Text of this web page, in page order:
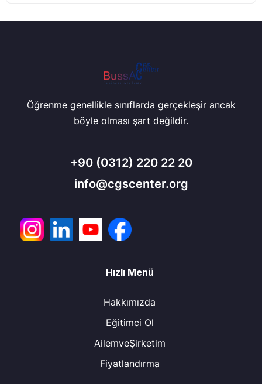
Öğrenme genellikle sınıflarda gerçekleşir ancak
böyle olması şart değildir.
+90 (0312) 220 22 20
info@cgscenter.org
Hızlı Menü
Hakkımızda
Eğitimci Ol
AilemveŞirketim
Fiyatlandırma